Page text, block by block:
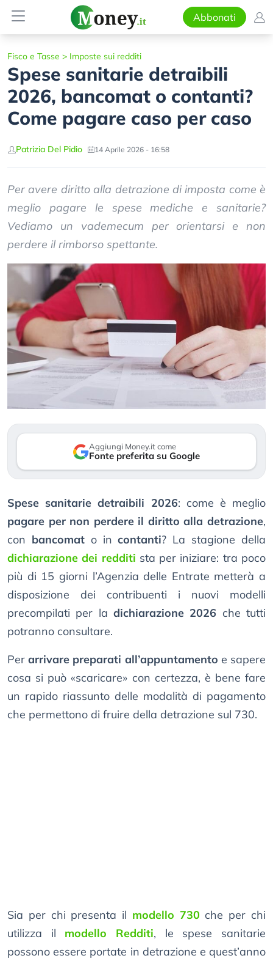
Abbonati
Fisco e Tasse > Imposte sui redditi
Spese sanitarie detraibili
2026, bancomat o contanti?
Come pagare caso per caso
Patrizia Del Pidio 14 Aprile 2026 - 16:58
Per avere diritto alla detrazione di imposta come è
meglio pagare le spese mediche e sanitarie?
Vediamo un vademecum per orientarsi e non
perdere il rimborso spettante.
Aggiungi Money.it come
Fonte preferita su Google
Spese sanitarie detraibili 2026: come è meglio
pagare per non perdere il diritto alla detrazione,
con bancomato incontanti? La stagione della
dichiarazione dei redditi sta per iniziare: tra poco
più di 15 giorni l’Agenzia delle Entrate metterà a
disposizione dei contribuenti i nuovi modelli
precompilati per la dichiarazione 2026 che tutti
potranno consultare.
Perarrivare preparati all’appuntamento e sapere
cosa si può «scaricare» con certezza, è bene fare
un rapido riassunto delle modalità di pagamento
che permettono di fruire della detrazione sul 730.
Sia per chi presenta il modello 730 che per chi
utilizza il modello Redditi, le spese sanitarie
possono essere portate in detrazione e quest’anno